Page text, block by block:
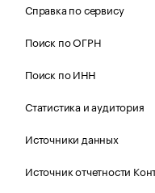
Справка по сервису
Поиск по ОГРН
Поиск по ИНН
Статистика и аудитория
Источники данных
Источник отчетности